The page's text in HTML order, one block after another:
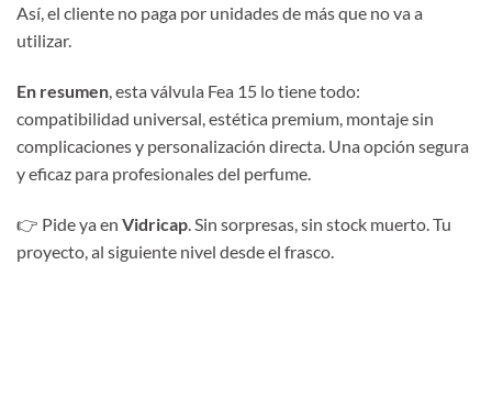
Así, el cliente no paga por unidades de más que no va a
utilizar.
En resumen , esta válvula Fea 15 lo tiene todo:
compatibilidad universal, estética premium, montaje sin
complicaciones y personalización directa. Una opción segura
y eficaz para profesionales del perfume.
👉 Pide ya en Vidricap . Sin sorpresas, sin stock muerto. Tu
proyecto, al siguiente nivel desde el frasco.